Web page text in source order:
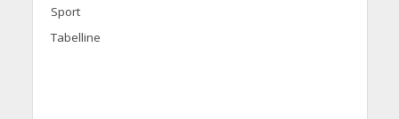
Sport
Tabelline